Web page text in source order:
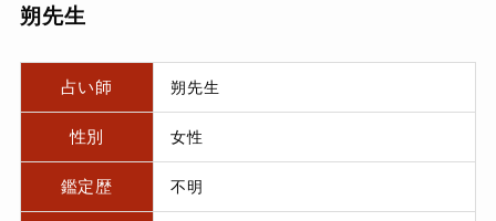
朔先生
占い師 朔先生
性別 女性
鑑定歴 不明